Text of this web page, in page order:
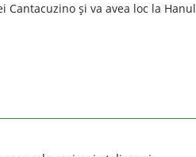
Cantacuzino și va avea loc la Hanul